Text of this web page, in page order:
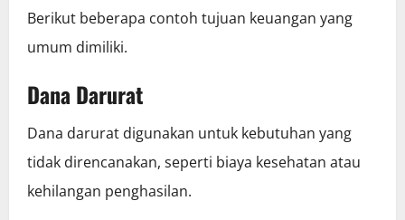
Berikut beberapa contoh tujuan keuangan yang
umum dimiliki.
Dana Darurat
Dana darurat digunakan untuk kebutuhan yang
tidak direncanakan, seperti biaya kesehatan atau
kehilangan penghasilan.